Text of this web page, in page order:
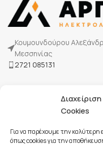
Cookies
Για να παρέχουμε την καλύτερη
όπως cookies για την
Κουμουνδούρου
Μεσσηνίας
2721 085131